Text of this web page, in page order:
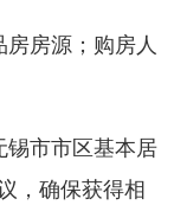
房房源；购房人
锡市市区基本居
，确保获得相